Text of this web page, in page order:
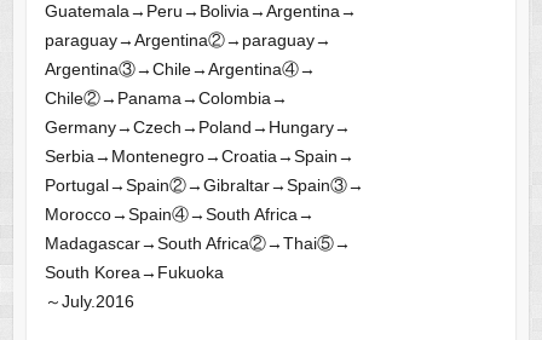
Guatemala→Peru→Bolivia→Argentina→
paraguay→Argentina②→paraguay→
Argentina③→Chile→Argentina④→
Chile②→Panama→Colombia→
Germany→Czech→Poland→Hungary→
Serbia→Montenegro→Croatia→Spain→
Portugal→Spain②→Gibraltar→Spain③→
Morocco→Spain④→South Africa→
Madagascar→South Africa②→Thai⑤→
South Korea→Fukuoka
～July.2016